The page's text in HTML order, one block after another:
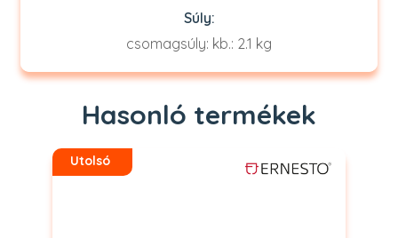
Súly:
csomagsúly: kb.: 2.1 kg
Hasonló termékek
Utolsó